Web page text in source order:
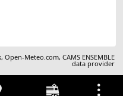
,Open-Meteo.com,CAMS ENSEMBLE
data provider